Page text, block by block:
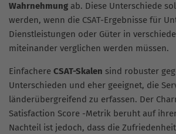
Wahrnehmung ab. Diese Unterschiede
werden, wenn die CSAT-Ergebnisse für
Dienstleistungen oder Güter in
miteinander verglichen werden müssen.
Einfachere CSAT-Skalen sind robuster
Unterschieden und eher geeignet, die
länderübergreifend zu erfassen. Der
Satisfaction Score -Metrik beruht auf
Nachteil ist jedoch, dass die